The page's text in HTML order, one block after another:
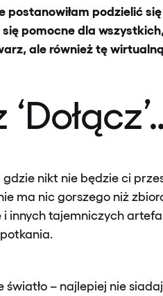
postanowiłam podzielić
pomocne dla
ale również tę
nikt nie będzie ci
ma nic gorszego niż
innych tajemniczych
– najlepiej nie